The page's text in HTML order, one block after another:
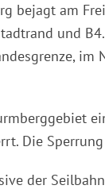
bejagt am
und
Die
der